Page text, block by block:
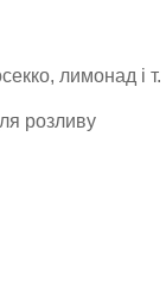
лимонад і т.
розливу